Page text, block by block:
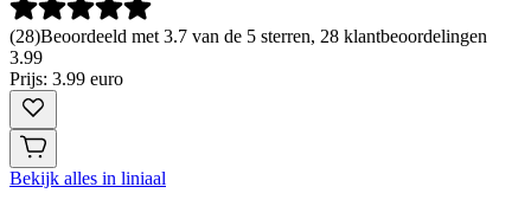
(28)Beoordeeld met 3.7 van de 5 sterren, 28 klantbeoordelingen
3.99
Prijs: 3.99 euro
Bekijk alles in liniaal